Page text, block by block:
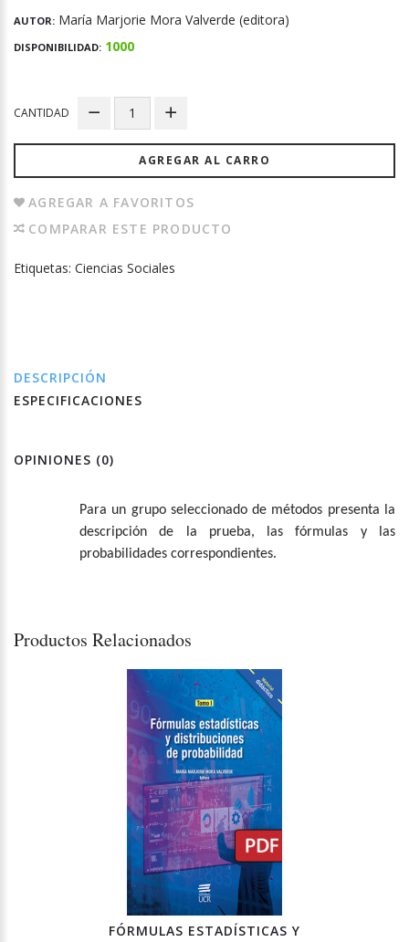
AUTOR: María Marjorie Mora Valverde (editora)
DISPONIBILIDAD: 1000
CANTIDAD
AGREGAR AL CARRO
AGREGAR A FAVORITOS
COMPARAR ESTE PRODUCTO
Etiquetas: Ciencias Sociales
DESCRIPCIÓN
ESPECIFICACIONES
OPINIONES (0)
Para un grupo seleccionado de métodos presenta la
descripción de la prueba, las fórmulas y las
probabilidades correspondientes.
Productos Relacionados
FÓRMULAS ESTADÍSTICAS Y